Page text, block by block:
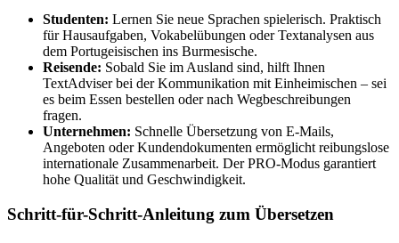
Studenten: Lernen Sie neue Sprachen spielerisch. Praktisch
für Hausaufgaben, Vokabelübungen oder Textanalysen aus
dem Portugeisischen ins Burmesische.
Reisende: Sobald Sie im Ausland sind, hilft Ihnen
TextAdviser bei der Kommunikation mit Einheimischen – sei
es beim Essen bestellen oder nach Wegbeschreibungen
fragen.
Unternehmen: Schnelle Übersetzung von E-Mails,
Angeboten oder Kundendokumenten ermöglicht reibungslose
internationale Zusammenarbeit. Der PRO-Modus garantiert
hohe Qualität und Geschwindigkeit.
Schritt-für-Schritt-Anleitung zum Übersetzen